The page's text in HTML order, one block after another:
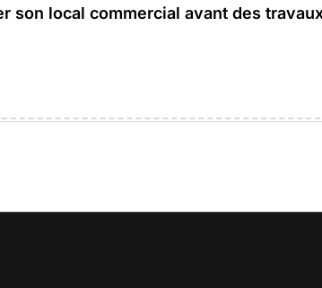
son local commercial avant des